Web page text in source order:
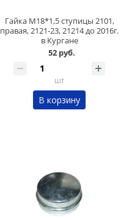
Гайка М18*1,5 ступицы 2101,
правая, 2121-23, 21214 до 2016г.
в Кургане
52 руб.
шт
В корзину